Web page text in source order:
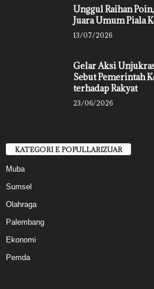
Unggul Raihan
Juara Umum Piala
13/07/2026
Gelar Aksi
Sebut Pemerintah
terhadap Rakyat
23/06/2026
KATEGORI E POPULLARIZUAR
Muba
Sumsel
Olahraga
Palembang
Ekonomi
Pemda